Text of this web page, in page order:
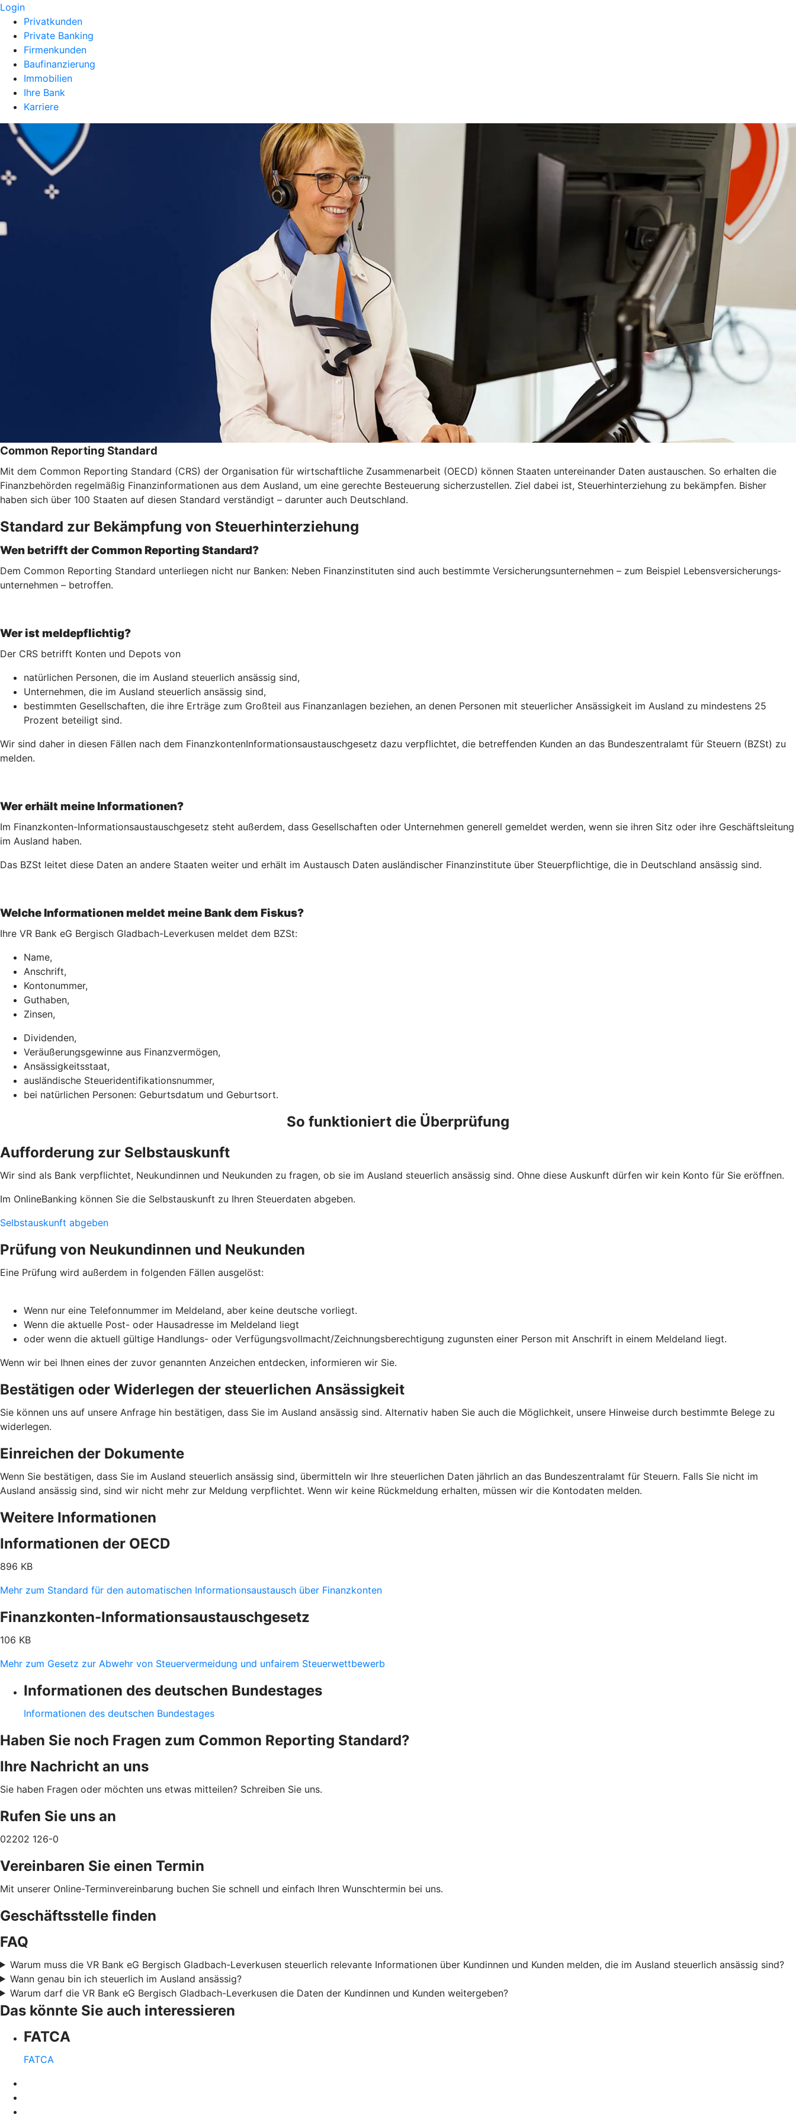
Login
Privatkunden
Private Banking
Firmenkunden
Baufinanzierung
Immobilien
Ihre Bank
Karriere
Common Reporting Standard
Mit dem Common Reporting Standard (CRS) der Organisation für wirtschaftliche Zusammenarbeit (OECD) können Staaten untereinander Daten austauschen. So erhalten die
Finanzbehörden regelmäßig Finanzinformationen aus dem Ausland, um eine gerechte Besteuerung sicherzustellen. Ziel dabei ist, Steuerhinterziehung zu bekämpfen. Bisher
haben sich über 100 Staaten auf diesen Standard verständigt – darunter auch Deutschland.
Standard zur Bekämpfung von Steuerhinterziehung
Wen betrifft der Common Reporting Standard?
Dem Common Reporting Standard unterliegen nicht nur Banken: Neben Finanzinstituten sind auch bestimmte Versicherungsunternehmen – zum Beispiel Lebensversicherungs­
unternehmen – betroffen.
Wer ist meldepflichtig?
Der CRS betrifft Konten und Depots von
natürlichen Personen, die im Ausland steuerlich ansässig sind,
Unternehmen, die im Ausland steuerlich ansässig sind,
bestimmten Gesellschaften, die ihre Erträge zum Großteil aus Finanzanlagen beziehen, an denen Personen mit steuerlicher Ansässigkeit im Ausland zu mindestens 25
Prozent beteiligt sind.
Wir sind daher in diesen Fällen nach dem Finanz­konten­Informations­austausch­gesetz dazu verpflichtet, die betreffenden Kunden an das Bundeszentralamt für Steuern (BZSt) zu
melden.
Wer erhält meine Informationen?
Im Finanzkonten-Informationsaustauschgesetz steht außerdem, dass Gesellschaften oder Unternehmen generell gemeldet werden, wenn sie ihren Sitz oder ihre Geschäftsleitung
im Ausland haben.
Das BZSt leitet diese Daten an andere Staaten weiter und erhält im Austausch Daten ausländischer Finanzinstitute über Steuerpflichtige, die in Deutschland ansässig sind.
Welche Informationen meldet meine Bank dem Fiskus?
Ihre VR Bank eG Bergisch Gladbach-Leverkusen meldet dem BZSt:
Name,
Anschrift,
Kontonummer,
Guthaben,
Zinsen,
Dividenden,
Veräußerungsgewinne aus Finanzvermögen,
Ansässigkeitsstaat,
ausländische Steueridentifikationsnummer,
bei natürlichen Personen: Geburtsdatum und Geburtsort.
So funktioniert die Überprüfung
Aufforderung zur Selbstauskunft
Wir sind als Bank verpflichtet, Neukundinnen und Neukunden zu fragen, ob sie im Ausland steuerlich ansässig sind. Ohne diese Auskunft dürfen wir kein Konto für Sie eröffnen.
Im OnlineBanking können Sie die Selbstauskunft zu Ihren Steuerdaten abgeben.
Selbstauskunft abgeben
Prüfung von Neukundinnen und Neukunden
Eine Prüfung wird außerdem in folgenden Fällen ausgelöst:
Wenn nur eine Telefonnummer im Meldeland, aber keine deutsche vorliegt.
Wenn die aktuelle Post- oder Hausadresse im Meldeland liegt
oder wenn die aktuell gültige Handlungs- oder Verfügungsvollmacht/Zeichnungsberechtigung zugunsten einer Person mit Anschrift in einem Meldeland liegt.
Wenn wir bei Ihnen eines der zuvor genannten Anzeichen entdecken, informieren wir Sie.
Bestätigen oder Widerlegen der steuerlichen Ansässigkeit
Sie können uns auf unsere Anfrage hin bestätigen, dass Sie im Ausland ansässig sind. Alternativ haben Sie auch die Möglichkeit, unsere Hinweise durch bestimmte Belege zu
widerlegen.
Einreichen der Dokumente
Wenn Sie bestätigen, dass Sie im Ausland steuerlich ansässig sind, übermitteln wir Ihre steuerlichen Daten jährlich an das Bundeszentralamt für Steuern. Falls Sie nicht im
Ausland ansässig sind, sind wir nicht mehr zur Meldung verpflichtet. Wenn wir keine Rückmeldung erhalten, müssen wir die Kontodaten melden.
Weitere Informationen
Informationen der OECD
896 KB
Mehr zum Standard für den automatischen Informationsaustausch über Finanzkonten
Finanzkonten-Informationsaustauschgesetz
106 KB
Mehr zum Gesetz zur Abwehr von Steuervermeidung und unfairem Steuerwettbewerb
Informationen des deutschen Bundestages
Informationen des deutschen Bundestages
Haben Sie noch Fragen zum Common Reporting Standard?
Ihre Nachricht an uns
Sie haben Fragen oder möchten uns etwas mitteilen? Schreiben Sie uns.
Rufen Sie uns an
02202 126-0
Vereinbaren Sie einen Termin
Mit unserer Online-Terminvereinbarung buchen Sie schnell und einfach Ihren Wunschtermin bei uns.
Geschäftsstelle finden
FAQ
Warum muss die VR Bank eG Bergisch Gladbach-Leverkusen steuerlich relevante Informationen über Kundinnen und Kunden melden, die im Ausland steuerlich ansässig sind?
Wann genau bin ich steuerlich im Ausland ansässig?
Warum darf die VR Bank eG Bergisch Gladbach-Leverkusen die Daten der Kundinnen und Kunden weitergeben?
Das könnte Sie auch interessieren
FATCA
FATCA